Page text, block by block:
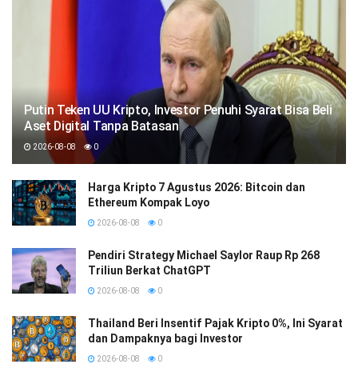
Putin Teken UU Kripto, Investor Penuhi Syarat Bisa Beli
Aset Digital Tanpa Batasan
2026-08-08 0
Harga Kripto 7 Agustus 2026: Bitcoin dan
Ethereum Kompak Loyo
2026-08-08 0
Pendiri Strategy Michael Saylor Raup Rp 268
Triliun Berkat ChatGPT
2026-08-08 0
Thailand Beri Insentif Pajak Kripto 0%, Ini Syarat
dan Dampaknya bagi Investor
2026-08-08 0